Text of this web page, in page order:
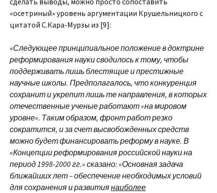
«осетриный» уровень аргументации Крушельницкого с
цитатой С.Кара-Мурзы из [9]:
«Следующее принципиальное положение в доктрине
реформирования науки сводилось к тому, чтобы
поддерживать лишь блестящие и престижные
научные школы. Предполагалось, что конкуренция
сохранит и укрепит лишь те направления, в которых
отечественные ученые работают «на мировом
уровне». Таким образом, фронт работ резко
сократится, и за счет высвобожденных средств
можно будет финансировать реформу в науке. В
«Концепции реформирования российской науки на
период 1998-2000 гг.» сказано: «Основная задача
ближайших лет – обеспечение необходимых условий
для сохранения и развитиянаиболее